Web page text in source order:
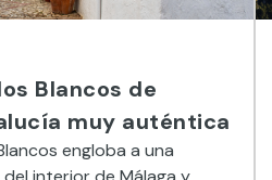
Blancos de
muy auténtica
engloba a una